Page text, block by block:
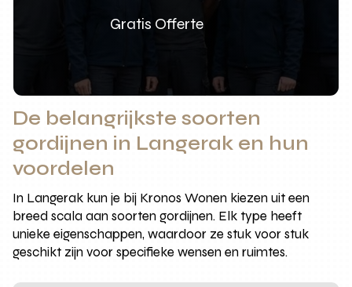
Gratis Offerte
De belangrijkste soorten
gordijnen in Langerak en hun
voordelen
In Langerak kun je bij Kronos Wonen kiezen uit een
breed scala aan soorten gordijnen. Elk type heeft
unieke eigenschappen, waardoor ze stuk voor stuk
geschikt zijn voor specifieke wensen en ruimtes.